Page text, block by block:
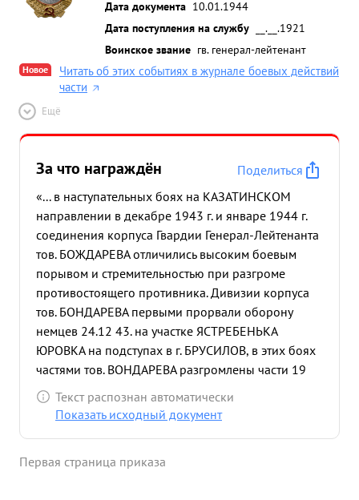
Дата документа 10.01.1944
Дата поступления на службу
__.__.1921
Воинское звание гв. генерал-лейтенант
Новое
Читать об этих событиях в журнале боевых действий
части
Ещё
За что награждён
Поделиться
«... в наступательных боях на КАЗАТИНСКОМ
направлении в декабре 1943 г. и январе 1944 г.
соединения корпуса Гвардии Генерал-Лейтенанта
тов. БОЖДАРЕВА отличились высоким боевым
порывом и стремительностью при разгроме
противостоящего противника. Дивизии корпуса
тов. БОНДАРЕВА первыми прорвали оборону
немцев 24.12 43. на участке ЯСТРЕБЕНЬКА
ЮРОВКА на подступах в г. БРУСИЛОВ, в этих боях
частями тов. ВОНДАРЕВА разгромлены части 19
танновой, 20 мотодивизии немцев. Уничтожено
свыше 2500 солдат и офицеров противника
20 различных складов с вооружением,
Текст распознан автоматически
Показать исходный документ
Первая страница приказа